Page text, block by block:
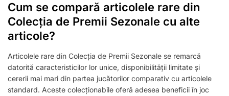
Cum se compară articolele rare din
Colecția de Premii Sezonale cu alte
articole?
Articolele rare din Colecția de Premii Sezonale se remarcă
datorită caracteristicilor lor unice, disponibilității limitate și
cererii mai mari din partea jucătorilor comparativ cu articolele
standard. Aceste colecționabile oferă adesea beneficii în joc